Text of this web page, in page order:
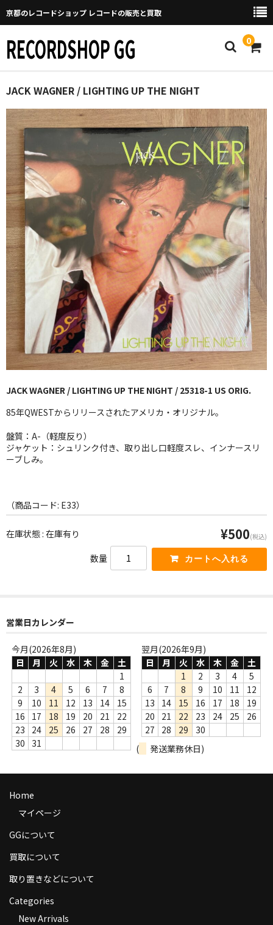
京都のレコードショップ レコードの販売と買取
RECORDSHOP GG 0
Home
マイページ
GGについて
買取について
取り置きなどについて
Categories
New Arrivals
新譜
GG RECORD （当店のレーベル）
全商品
JAZZ-US
BLUE NOTE
JAZZ-EU
JAZZ-VOCAL
レア盤（1万円以上）
Webのみ no.1
Webのみ no.3
Webのみ no.4
商品の発送
お支払い方法
返品
コンディション
JACK WAGNER / LIGHTING UP THE NIGHT
JACK WAGNER / LIGHTING UP THE NIGHT / 25318-1 US ORIG.
85年QWESTからリリースされたアメリカ・オリジナル。
盤質：A-（軽度反り）
ジャケット：シュリンク付き、取り出し口軽度スレ、インナースリ
ーブしみ。
（商品コード: E33）
在庫状態 : 在庫有り ¥500(税込)
数量
営業日カレンダー
今月(2026年8月)
日
月 火 水 木 金
土
1
2
3 4 5 6 7
8
9
10 11 12 13 14
15
16
17 18 19 20 21
22
23
24 25 26 27 28
29
30
31
翌月(2026年9月)
日
月 火 水 木 金
土
1
2 3 4
5
6
7 8 9 10 11
12
13
14 15 16 17 18
19
20
21 22 23 24 25
26
27
28 29
30
(
発送業務休日)
Home
マイページ
GGについて
買取について
取り置きなどについて
Categories
New Arrivals